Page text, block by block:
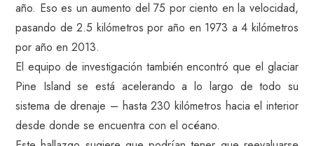
año. Eso es un aumento del 75 por ciento en la velocidad,
pasando de 2.5 kilómetros por año en 1973 a 4 kilómetros
por año en 2013.
El equipo de investigación también encontró que el glaciar
Pine Island se está acelerando a lo largo de todo su
sistema de drenaje – hasta 230 kilómetros hacia el interior
desde donde se encuentra con el océano.